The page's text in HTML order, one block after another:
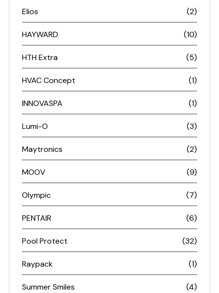
Elios (2)
HAYWARD (10)
HTH Extra (5)
HVAC Concept (1)
INNOVASPA (1)
Lumi-O (3)
Maytronics (2)
MOOV (9)
Olympic (7)
PENTAIR (6)
Pool Protect (32)
Raypack (1)
Summer Smiles (4)